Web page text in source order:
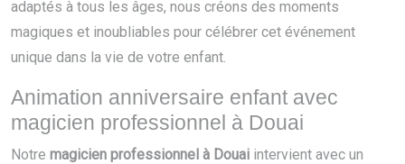
adaptés à tous les âges, nous créons des moments
magiques et inoubliables pour célébrer cet événement
unique dans la vie de votre enfant.
Animation anniversaire enfant avec
magicien professionnel à Douai
Notre magicien professionnel à Douai intervient avec un